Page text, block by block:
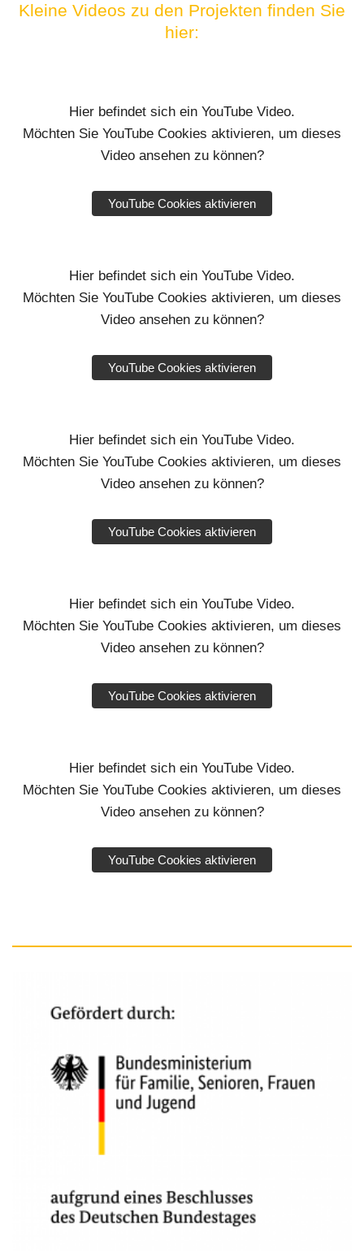
Kleine Videos zu den Projekten finden Sie
hier:
Hier befindet sich ein YouTube Video.
Möchten Sie YouTube Cookies aktivieren, um dieses
Video ansehen zu können?
YouTube Cookies aktivieren
Hier befindet sich ein YouTube Video.
Möchten Sie YouTube Cookies aktivieren, um dieses
Video ansehen zu können?
YouTube Cookies aktivieren
Hier befindet sich ein YouTube Video.
Möchten Sie YouTube Cookies aktivieren, um dieses
Video ansehen zu können?
YouTube Cookies aktivieren
Hier befindet sich ein YouTube Video.
Möchten Sie YouTube Cookies aktivieren, um dieses
Video ansehen zu können?
YouTube Cookies aktivieren
Hier befindet sich ein YouTube Video.
Möchten Sie YouTube Cookies aktivieren, um dieses
Video ansehen zu können?
YouTube Cookies aktivieren